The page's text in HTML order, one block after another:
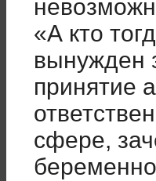
«А кто
вынужден
принятие
сфере,